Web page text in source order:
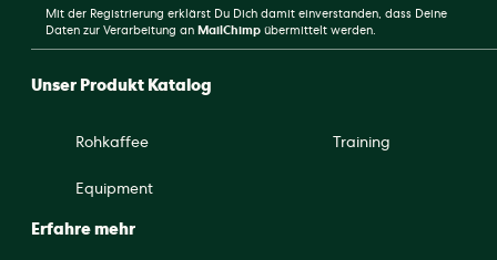
Unser Produkt Katalog
Rohkaffee
Equipment
Training
Erfahre mehr
Mit der Registrierung erklärst Du Dich damit einverstanden, dass Deine
Daten zur Verarbeitung an MailChimpübermittelt werden.